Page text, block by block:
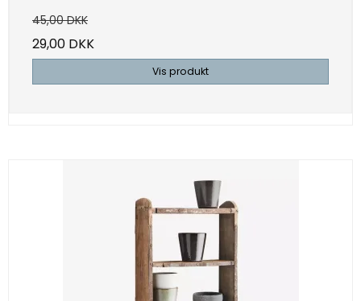
45,00 DKK
29,00 DKK
Vis produkt